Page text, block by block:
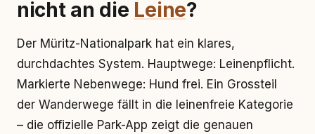
nicht an die Leine?
Der Müritz-Nationalpark hat ein klares,
durchdachtes System. Hauptwege: Leinenpflicht.
Markierte Nebenwege: Hund frei. Ein Grossteil
der Wanderwege fällt in die leinenfreie Kategorie
– die offizielle Park-App zeigt die genauen